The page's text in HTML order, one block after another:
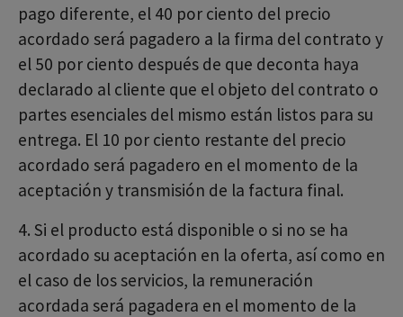
pago diferente, el 40 por ciento del precio
acordado será pagadero a la firma del contrato y
el 50 por ciento después de que deconta haya
declarado al cliente que el objeto del contrato o
partes esenciales del mismo están listos para su
entrega. El 10 por ciento restante del precio
acordado será pagadero en el momento de la
aceptación y transmisión de la factura final.
4. Si el producto está disponible o si no se ha
acordado su aceptación en la oferta, así como en
el caso de los servicios, la remuneración
acordada será pagadera en el momento de la